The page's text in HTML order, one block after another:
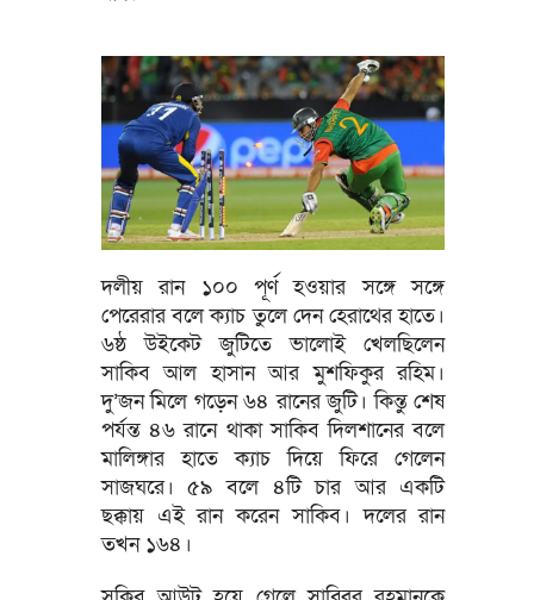
দলীয় রান ১০০ পূর্ণ হওয়ার সঙ্গে সঙ্গে
পেরেরার বলে ক্যাচ তুলে দেন হেরাথের হাতে।
৬ষ্ঠ উইকেট জুটিতে ভালোই খেলছিলেন
সাকিব আল হাসান আর মুশফিকুর রহিম।
দু’জন মিলে গড়েন ৬৪ রানের জুটি। কিন্তু শেষ
পর্যন্ত ৪৬ রানে থাকা সাকিব দিলশানের বলে
মালিঙ্গার হাতে ক্যাচ দিয়ে ফিরে গেলেন
সাজঘরে। ৫৯ বলে ৪টি চার আর একটি
ছক্কায় এই রান করেন সাকিব। দলের রান
তখন ১৬৪।